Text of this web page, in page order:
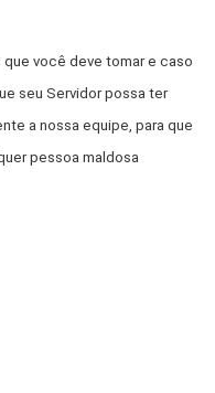
você deve tomar e caso
seu Servidor possa ter
a nossa equipe, para que
pessoa maldosa